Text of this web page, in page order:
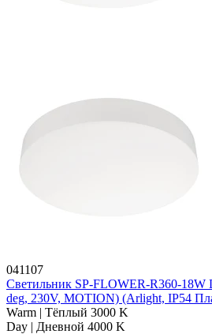
041107
Светильник SP-FLOWER-R360-
deg, 230V, MOTION) (Arlight, IP54
Warm | Тёплый 3000 K
Day | Дневной 4000 K